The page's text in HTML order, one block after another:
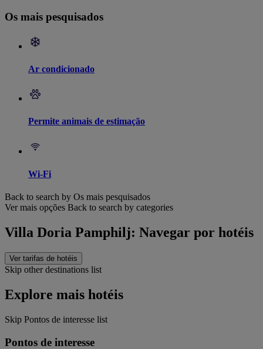
Os mais pesquisados
Ar condicionado
Permite animais de estimação
Wi-Fi
Back to search by Os mais pesquisados
Ver mais opções Back to search by categories
Villa Doria Pamphilj: Navegar por hotéis
Ver tarifas de hotéis
Skip other destinations list
Explore mais hotéis
Skip Pontos de interesse list
Pontos de interesse